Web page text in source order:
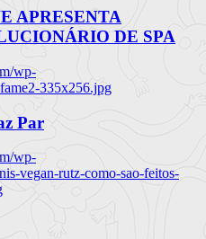
APRESENTA
DE SPA
wp-
335x256.jpg
Par
wp-
vegan-rutz-como-sao-feitos-